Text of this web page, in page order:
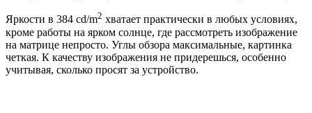
Яркости в 384 cd/m2 хватает практически в любых условиях,
кроме работы на ярком солнце, где рассмотреть изображение
на матрице непросто. Углы обзора максимальные, картинка
четкая. К качеству изображения не придерешься, особенно
учитывая, сколько просят за устройство.